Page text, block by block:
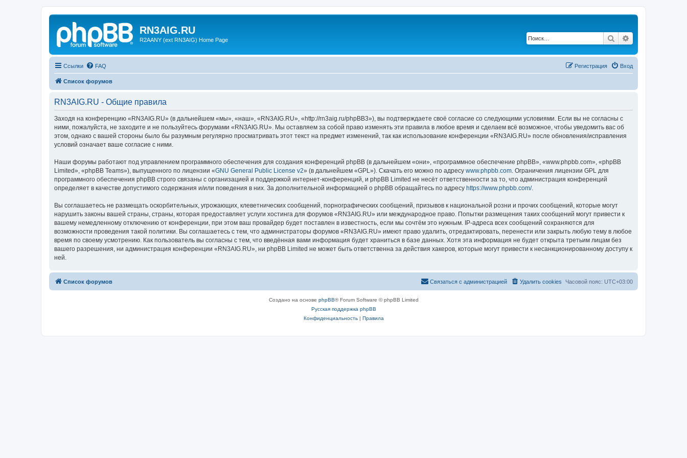
RN3AIG.RU
R2AANY (ext RN3AIG) Home Page Поиск
Ссылки FAQ Вход
Регистрация
Список форумов
RN3AIG.RU - Общие правила
Заходя на конференцию «RN3AIG.RU» (в дальнейшем «мы», «наш», «RN3AIG.RU», «http://rn3aig.ru/phpBB3»), вы подтверждаете своё согласие со следующими условиями. Если вы не согласны с
ними, пожалуйста, не заходите и не пользуйтесь форумами «RN3AIG.RU». Мы оставляем за собой право изменять эти правила в любое время и сделаем всё возможное, чтобы уведомить вас об
этом, однако с вашей стороны было бы разумным регулярно просматривать этот текст на предмет изменений, так как использование конференции «RN3AIG.RU» после обновления/исправления
условий означает ваше согласие с ними.
Наши форумы работают под управлением программного обеспечения для создания конференций phpBB (в дальнейшем «они», «программное обеспечение phpBB», «www.phpbb.com», «phpBB
Limited», «phpBB Teams»), выпущенного по лицензии «GNU General Public License v2» (в дальнейшем «GPL»). Скачать его можно по адресу www.phpbb.com . Ограничения лицензии GPL для
программного обеспечения phpBB строго связаны с организацией и поддержкой интернет-конференций, и phpBB Limited не несёт ответственности за то, что администрация конференций
определяет в качестве допустимого содержания и/или поведения в них. За дополнительной информацией о phpBB обращайтесь по адресу https://www.phpbb.com/.
Вы соглашаетесь не размещать оскорбительных, угрожающих, клеветнических сообщений, порнографических сообщений, призывов к национальной розни и прочих сообщений, которые могут
нарушить законы вашей страны, страны, которая предоставляет услуги хостинга для форумов «RN3AIG.RU» или международное право. Попытки размещения таких сообщений могут привести к
вашему немедленному отключению от конференции, при этом ваш провайдер будет поставлен в известность, если мы сочтём это нужным. IP-адреса всех сообщений сохраняются для
возможности проведения такой политики. Вы соглашаетесь с тем, что администраторы форумов «RN3AIG.RU» имеют право удалить, отредактировать, перенести или закрыть любую тему в любое
время по своему усмотрению. Как пользователь вы согласны с тем, что введённая вами информация будет храниться в базе данных. Хотя эта информация не будет открыта третьим лицам без
вашего разрешения, ни администрация конференции «RN3AIG.RU», ни phpBB Limited не может быть ответственна за действия хакеров, которые могут привести к несанкционированному доступу к
ней.
Список форумов Часовой пояс: UTC+03:00
Удалить cookies
Связаться с администрацией
Создано на основе phpBB® Forum Software © phpBB Limited
Русская поддержка phpBB
Конфиденциальность| Правила